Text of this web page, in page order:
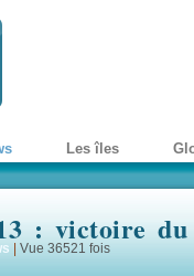
Les îles
: victoire du
Vue 36521 fois